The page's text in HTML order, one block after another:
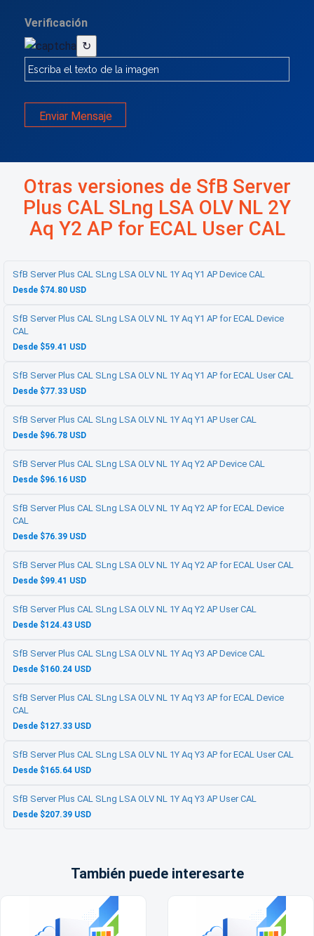
Verificación
↻
Enviar Mensaje
Otras versiones de SfB Server
Plus CAL SLng LSA OLV NL 2Y
Aq Y2 AP for ECAL User CAL
SfB Server Plus CAL SLng LSA OLV NL 1Y Aq Y1 AP Device CAL
Desde $74.80 USD
SfB Server Plus CAL SLng LSA OLV NL 1Y Aq Y1 AP for ECAL Device
CAL
Desde $59.41 USD
SfB Server Plus CAL SLng LSA OLV NL 1Y Aq Y1 AP for ECAL User CAL
Desde $77.33 USD
SfB Server Plus CAL SLng LSA OLV NL 1Y Aq Y1 AP User CAL
Desde $96.78 USD
SfB Server Plus CAL SLng LSA OLV NL 1Y Aq Y2 AP Device CAL
Desde $96.16 USD
SfB Server Plus CAL SLng LSA OLV NL 1Y Aq Y2 AP for ECAL Device
CAL
Desde $76.39 USD
SfB Server Plus CAL SLng LSA OLV NL 1Y Aq Y2 AP for ECAL User CAL
Desde $99.41 USD
SfB Server Plus CAL SLng LSA OLV NL 1Y Aq Y2 AP User CAL
Desde $124.43 USD
SfB Server Plus CAL SLng LSA OLV NL 1Y Aq Y3 AP Device CAL
Desde $160.24 USD
SfB Server Plus CAL SLng LSA OLV NL 1Y Aq Y3 AP for ECAL Device
CAL
Desde $127.33 USD
SfB Server Plus CAL SLng LSA OLV NL 1Y Aq Y3 AP for ECAL User CAL
Desde $165.64 USD
SfB Server Plus CAL SLng LSA OLV NL 1Y Aq Y3 AP User CAL
Desde $207.39 USD
También puede interesarte